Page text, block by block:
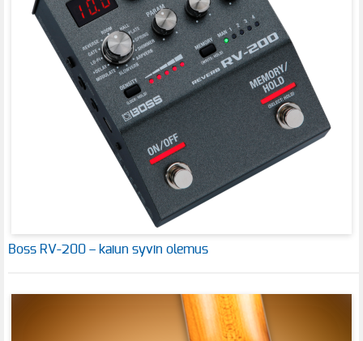
Boss RV-200 – kaiun syvin olemus